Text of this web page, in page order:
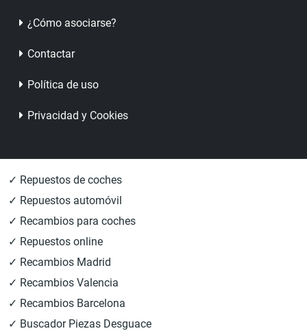
¿Cómo asociarse?
Contactar
Política de uso
Privacidad y Cookies
✓ Repuestos de coches
✓ Repuestos automóvil
✓ Recambios para coches
✓ Repuestos online
✓ Recambios Madrid
✓ Recambios Valencia
✓ Recambios Barcelona
✓ Buscador Piezas Desguace